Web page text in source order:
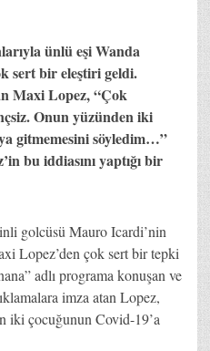
ünlü eşi Wanda
sert bir eleştiri geldi.
Maxi Lopez, “Çok
Onun yüzünden iki
gitmemesini söyledim…”
bu iddiasını yaptığı bir
golcüsü Mauro Icardi’nin
Lopez’den çok sert bir tepki
adlı programa konuşan ve
imza atan Lopez,
iki çocuğunun Covid-19’a